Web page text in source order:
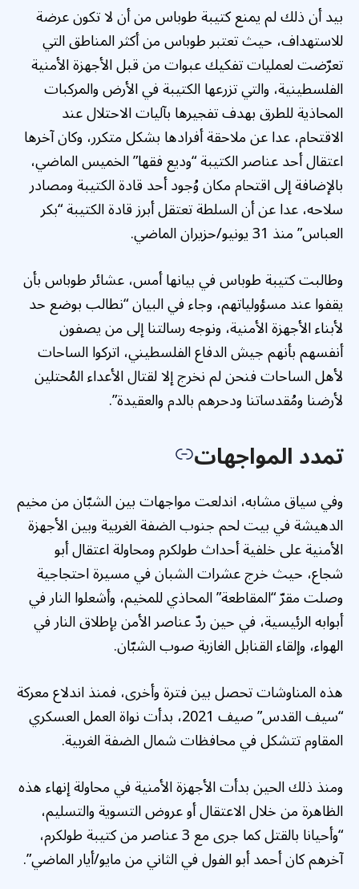
بيد أن ذلك لم يمنع كتيبة طوباس من أن لا تكون عرضة
للاستهداف، حيث تعتبر طوباس من أكثر المناطق التي
تعرّضت لعمليات تفكيك عبوات من قبل الأجهزة الأمنية
الفلسطينية، والتي تزرعها الكتيبة في الأرض والمركبات
المحاذية للطرق بهدف تفجيرها بآليات الاحتلال عند
الاقتحام، عدا عن ملاحقة أفرادها بشكل متكرر، وكان آخرها
اعتقال أحد عناصر الكتيبة “وديع فقها” الخميس الماضي،
بالإضافة إلى اقتحام مكان وُجود أحد قادة الكتيبة ومصادر
سلاحه، عدا عن أن السلطة تعتقل أبرز قادة الكتيبة “بكر
العباس” منذ 31 يونيو/حزيران الماضي.
وطالبت كتيبة طوباس في بيانها أمس، عشائر طوباس بأن
يقفوا عند مسؤولياتهم، وجاء في البيان “نطالب بوضع حد
لأبناء الأجهزة الأمنية، ونوجه رسالتنا إلى من يصفون
أنفسهم بأنهم جيش الدفاع الفلسطيني، اتركوا الساحات
لأهل الساحات فنحن لم نخرج إلا لقتال الأعداء المُحتلين
لأرضنا ومُقدساتنا ودحرهم بالدم والعقيدة”.
تمدد المواجهات
وفي سياق مشابه، اندلعت مواجهات بين الشبّان من مخيم
الدهيشة في بيت لحم جنوب الضفة الغربية وبين الأجهزة
الأمنية على خلفية أحداث طولكرم ومحاولة اعتقال أبو
شجاع، حيث خرج عشرات الشبان في مسيرة احتجاجية
وصلت مقرّ “المقاطعة” المحاذي للمخيم، وأشعلوا النار في
أبوابه الرئيسية، في حين ردّ عناصر الأمن بإطلاق النار في
الهواء، وإلقاء القنابل الغازية صوب الشبّان.
هذه المناوشات تحصل بين فترة وأخرى، فمنذ اندلاع معركة
“سيف القدس” صيف 2021، بدأت نواة العمل العسكري
المقاوم تتشكل في محافظات شمال الضفة الغربية.
ومنذ ذلك الحين بدأت الأجهزة الأمنية في محاولة إنهاء هذه
الظاهرة من خلال الاعتقال أو عروض التسوية والتسليم،
“وأحيانا بالقتل كما جرى مع 3 عناصر من كتيبة طولكرم،
آخرهم كان أحمد أبو الفول في الثاني من مايو/أيار الماضي”.